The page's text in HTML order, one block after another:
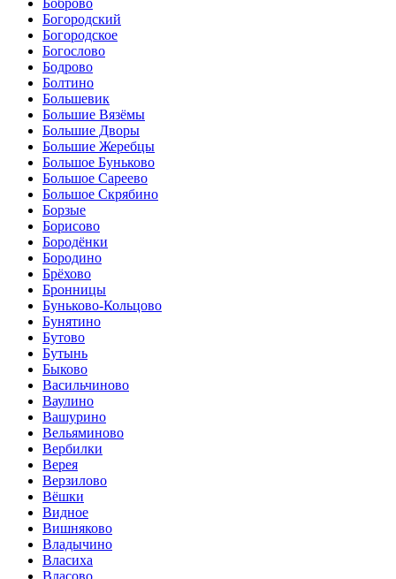
Боброво
Богородский
Богородское
Богослово
Бодрово
Болтино
Большевик
Большие Вязёмы
Большие Дворы
Большие Жеребцы
Большое Буньково
Большое Сареево
Большое Скрябино
Борзые
Борисово
Бородёнки
Бородино
Брёхово
Бронницы
Буньково-Кольцово
Бунятино
Бутово
Бутынь
Быково
Васильчиново
Ваулино
Вашурино
Вельяминово
Вербилки
Верея
Верзилово
Вёшки
Видное
Вишняково
Владычино
Власиха